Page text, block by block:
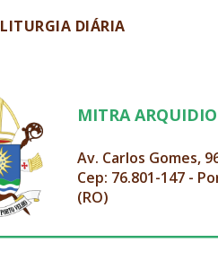
LITURGIA DIÁRIA
MITRA
Av. Carlos Gomes,
Cep: 76.801-147 -
(RO)